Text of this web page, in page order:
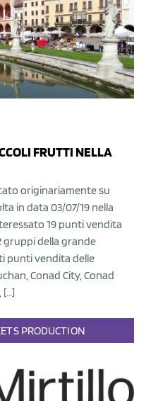
FRUTTI NELLA
originariamente su
in data 03/07/19 nella
19 punti vendita
gruppi della grande
punti vendita delle
Conad City, Conad
[…]
PRODUCTION